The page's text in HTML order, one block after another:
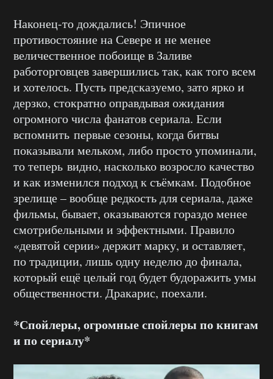
Наконец-то дождались! Эпичное
противостояние на Севере и не менее
величественное побоище в Заливе
работорговцев завершились так, как того всем
и хотелось. Пусть предсказуемо, зато ярко и
дерзко, стократно оправдывая ожидания
огромного числа фанатов сериала. Если
вспомнить первые сезоны, когда битвы
показывали мельком, либо просто упоминали,
то теперь видно, насколько возросло качество
и как изменился подход к съёмкам. Подобное
зрелище – вообще редкость для сериала, даже
фильмы, бывает, оказываются гораздо менее
смотрибельными и эффектными. Правило
«девятой серии» держит марку, и оставляет,
по традиции, лишь одну неделю до финала,
который ещё целый год будет будоражить умы
общественности. Дракарис, поехали.
*Спойлеры, огромные спойлеры по книгам
и по сериалу*